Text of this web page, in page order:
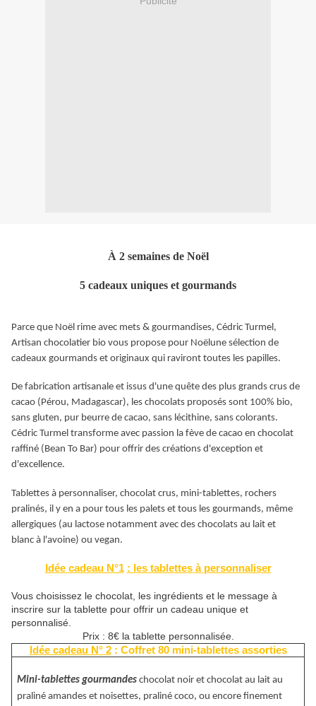
À 2 semaines de Noël
5 cadeaux uniques et gourmands
Parce que Noë l rime avec mets & gourmandises, Cédric Turmel,
Artisan chocolatier bio vous propose pour Noël une sé lection de
cadeaux gourmands et originaux qui raviront toutes les papilles.
De fabrication artisanale et issus d'une quête des plus grands crus de
cacao (Pérou, Madagascar), les chocolats proposés sont 100% bio,
sans gluten, pur beurre de cacao, sans lécithine, sans colorants.
Cédric Turmel transforme avec passion la fève de cacao en chocolat
raffiné (Bean To Bar) pour offrir des créations d'exception et
d'excellence.
Tablettes à personnaliser, chocolat crus, mini-tablettes, rochers
pralinés, il y en a pour tous les palets et tous les gourmands, même
allergiques (au lactose notamment avec des chocolats au lait et
blanc à l'avoine) ou vegan.
Idée cadeau N°1 : les tablettes à personnaliser
Vous choisissez le chocolat, les ingrédients et le message à
inscrire sur la tablette pour offrir un cadeau unique et
personnalisé.
Prix : 8€ la tablette personnalisée.
Idée cadeau N° 2 : Coffret 80 mini-tablettes assorties
Mini-tablettes gourmandes chocolat noir et chocolat au lait au
praliné amandes et noisettes, praliné coco, ou encore finement